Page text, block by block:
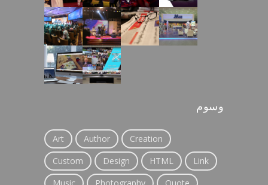
وسوم
Art Author
Creation
Custom
Design HTML
Link
Music
Photography
Quote